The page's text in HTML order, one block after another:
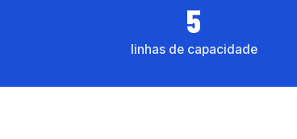
5
linhas de capacidade